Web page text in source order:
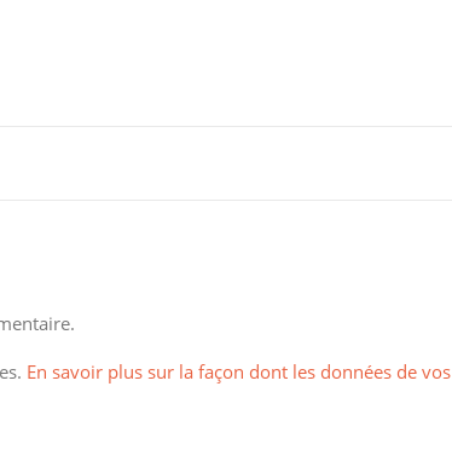
En savoir plus sur la façon dont les données de vos